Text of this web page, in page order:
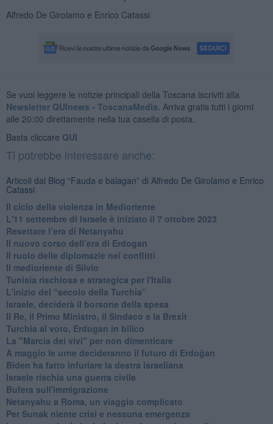
Alfredo De Girolamo e Enrico Catassi
Se vuoi leggere le notizie principali della Toscana iscriviti alla
Newsletter QUInews - ToscanaMedia. Arriva gratis tutti i giorni
alle 20:00 direttamente nella tua casella di posta.
Basta cliccare QUI
Ti potrebbe interessare anche:
Articoli dal Blog “Fauda e balagan” di Alfredo De Girolamo e Enrico
Catassi
Il ciclo della violenza in Medioriente
L'11 settembre di Israele è iniziato il 7 ottobre 2023
Resettare l’era di Netanyahu
​Il nuovo corso dell’era di Erdogan
Il ruolo delle diplomazie nei conflitti
Il medioriente di Silvio
Tunisia rischiosa e strategica per l'Italia
L'inizio del “secolo della Turchia”
Israele, deciderà il borsone della spesa
Il Re, il Primo Ministro, il Sindaco e la Brexit
Turchia al voto, Erdogan in bilico
La "Marcia dei vivi" per non dimenticare
A maggio le urne decideranno il futuro di Erdoğan
Biden ha fatto infuriare la destra israeliana
Israele rischia una guerra civile
Bufera sull'immigrazione
Netanyahu a Roma, un viaggio complicato
Per Sunak niente crisi e nessuna emergenza